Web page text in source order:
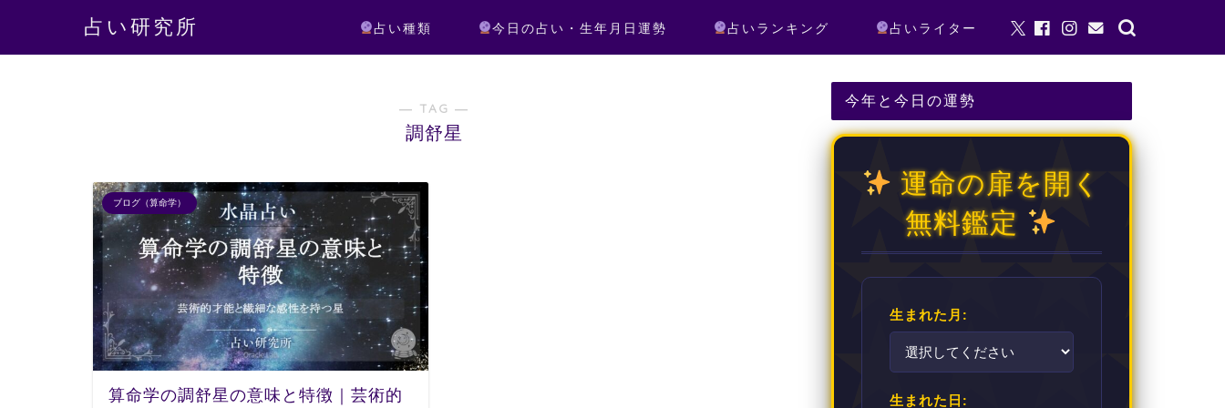
占い研究所 占い種類 今日の占い・生年月日運勢 占いランキング 占いライター
― TAG ―
調舒星
ブログ（算命学）
算命学の調舒星の意味と特徴｜芸術的
今年と今日の運勢
運命の扉を開く
無料鑑定
生まれた月:
生まれた日: